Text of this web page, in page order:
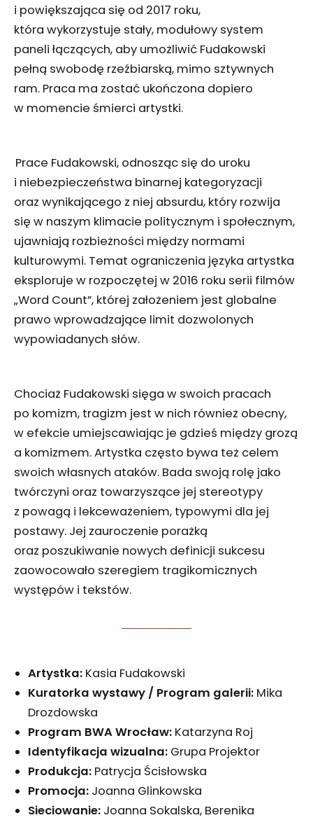
i powiększająca się od 2017 roku,
która wykorzystuje stały, modułowy system
paneli łączących, aby umożliwić Fudakowski
pełną swobodę rzeźbiarską, mimo sztywnych
ram. Praca ma zostać ukończona dopiero
w momencie śmierci artystki.
Prace Fudakowski, odnosząc się do uroku
i niebezpieczeństwa binarnej kategoryzacji
oraz wynikającego z niej absurdu, który rozwija
się w naszym klimacie politycznym i społecznym,
ujawniają rozbieżności między normami
kulturowymi. Temat ograniczenia języka artystka
eksploruje w rozpoczętej w 2016 roku serii filmów
„Word Count”, której założeniem jest globalne
prawo wprowadzające limit dozwolonych
wypowiadanych słów.
Chociaż Fudakowski sięga w swoich pracach
po komizm, tragizm jest w nich również obecny,
w efekcie umiejscawiając je gdzieś między grozą
a komizmem. Artystka często bywa też celem
swoich własnych ataków. Bada swoją rolę jako
twórczyni oraz towarzyszące jej stereotypy
z powagą i lekceważeniem, typowymi dla jej
postawy. Jej zauroczenie porażką
oraz poszukiwanie nowych definicji sukcesu
zaowocowało szeregiem tragikomicznych
występów i tekstów.
Artystka: Kasia Fudakowski
Kuratorka wystawy / Program galerii: Mika
Drozdowska
Program BWA Wrocław: Katarzyna Roj
Identyfikacja wizualna: Grupa Projektor
Produkcja: Patrycja Ścisłowska
Promocja: Joanna Glinkowska
Sieciowanie: Joanna Sokalska, Berenika